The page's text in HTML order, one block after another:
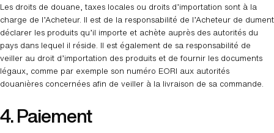
Les droits de douane, taxes locales ou droits d’importation sont à la
charge de l’Acheteur. Il est de la responsabilité de l’Acheteur de dument
déclarer les produits qu’il importe et achète auprès des autorités du
pays dans lequel il réside. Il est également de sa responsabilité de
veiller au droit d’importation des produits et de fournir les documents
légaux, comme par exemple son numéro EORI aux autorités
douanières concernées afin de veiller à la livraison de sa commande.
4. Paiement